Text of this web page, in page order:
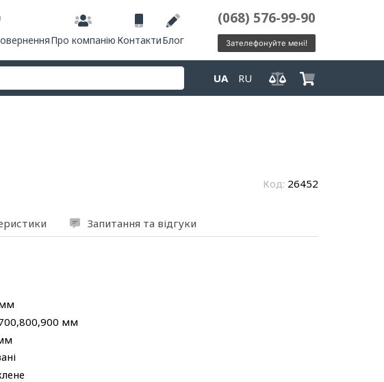
Про компанію КонтактиБлог
(068) 576-99-90
Зателефонуйте мені!
UA RU
Код: 26452
Запитання та відгуки
мм